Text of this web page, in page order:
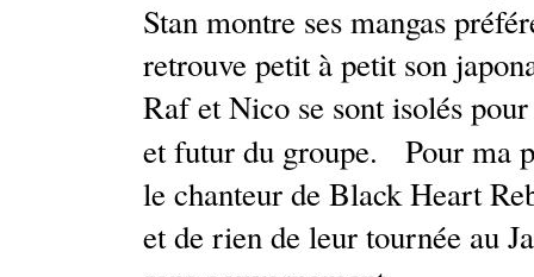
Stan montre ses mangas
retrouve petit à petit son
Raf et Nico se sont isolés
et futur du groupe. Pour ma
le chanteur de Black Heart
et de rien de leur tournée au